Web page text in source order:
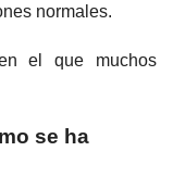
normales.
el que muchos
se ha